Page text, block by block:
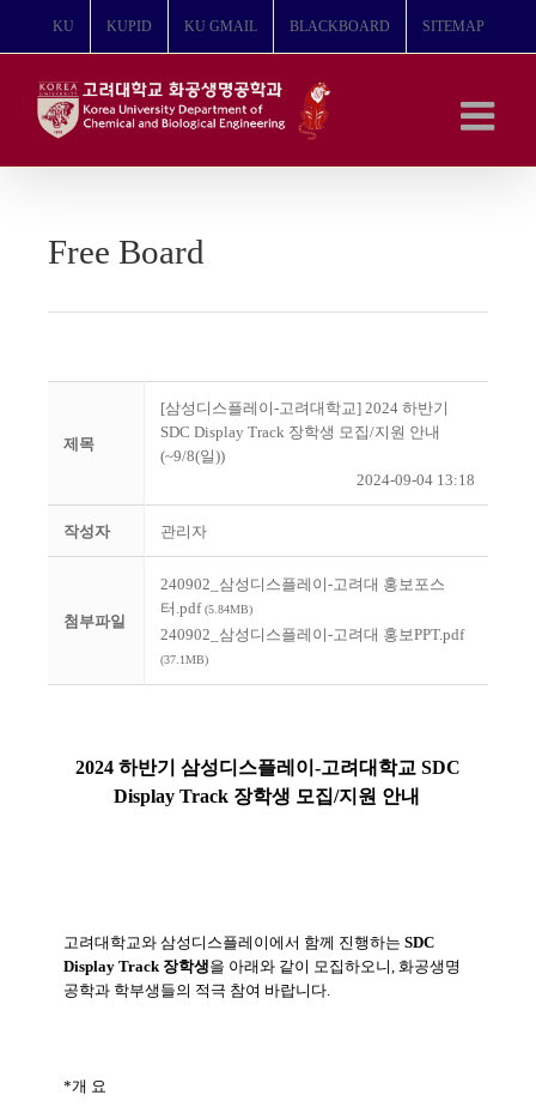
뛰
KU KUPID KU GMAIL BLACKBOARD SITEMAP
Free Board
제목
[삼성디스플레이-고려대학교] 2024 하반기
SDC Display Track 장학생 모집/지원 안내
(~9/8(일))
2024-09-04 13:18
작성자 관리자
첨부파일
240902_삼성디스플레이-고려대 홍보포스
터.pdf(5.84MB)
240902_삼성디스플레이-고려대 홍보PPT.pdf
(37.1MB)
2024 하반기 삼성디스플레이-고려대학교 SDC
Display Track 장학생 모집/지원 안내
고려대학교와 삼성디스플레이에서 함께 진행하는 SDC
Display Track 장학생을 아래와 같이 모집하오니, 화공생명
공학과 학부생들의 적극 참여 바랍니다.
*개 요